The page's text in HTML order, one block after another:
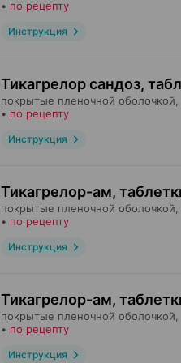
• по рецепту
Инструкция
Тикагрелор сандоз,
покрытые пленочной оболочкой,
• по рецепту
Инструкция
Тикагрелор-ам,
покрытые пленочной оболочкой,
• по рецепту
Инструкция
Тикагрелор-ам,
покрытые пленочной оболочкой,
• по рецепту
Инструкция